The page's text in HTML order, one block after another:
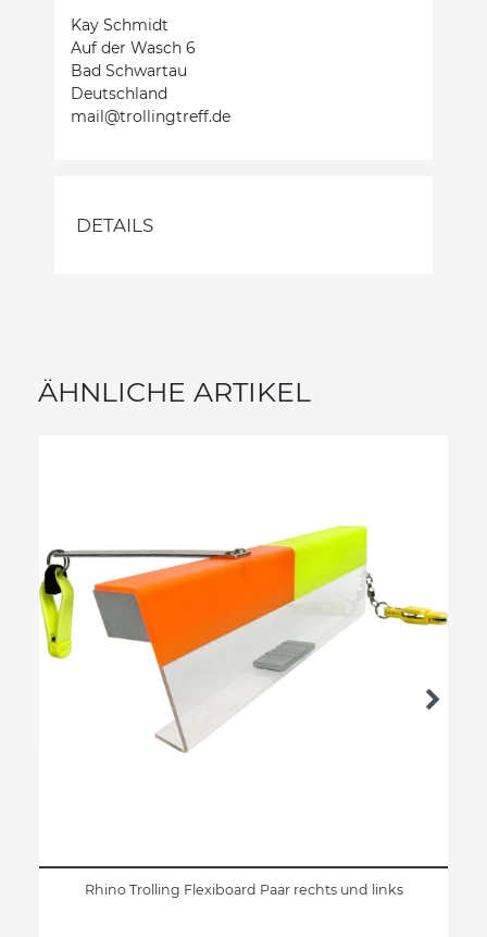
Kay Schmidt
Auf der Wasch 6
Bad Schwartau
Deutschland
mail@trollingtreff.de
DETAILS
ÄHNLICHE ARTIKEL
Rhino Trolling Flexiboard Paar rechts und links